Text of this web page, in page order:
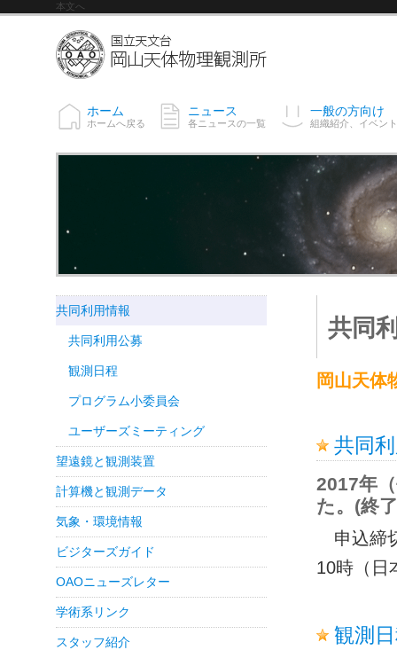
本文へ
ホーム
ホームへ戻る
ニュース
各ニュースの一覧
一般の方向け
組織紹介、イベン
共同
岡山天体
共同
2017年
た。(終
申込締
10時（日
観測
共同利用情報
共同利用公募
観測日程
プログラム小委員会
ユーザーズミーティング
望遠鏡と観測装置
計算機と観測データ
気象・環境情報
ビジターズガイド
OAOニューズレター
学術系リンク
スタッフ紹介